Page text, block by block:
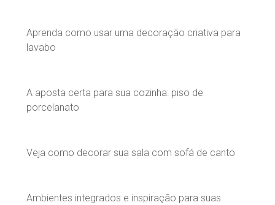
Aprenda como usar uma decoração criativa para
lavabo
A aposta certa para sua cozinha: piso de
porcelanato
Veja como decorar sua sala com sofá de canto
Ambientes integrados e inspiração para suas